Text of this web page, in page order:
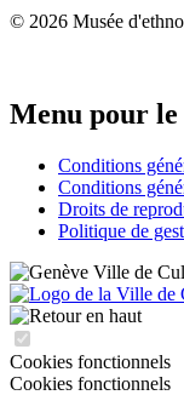
© 2026 Musée
Menu pour le
Conditions
Conditions
Droits de
Politique de
Cookies fonctionnels
Cookies fonctionnels